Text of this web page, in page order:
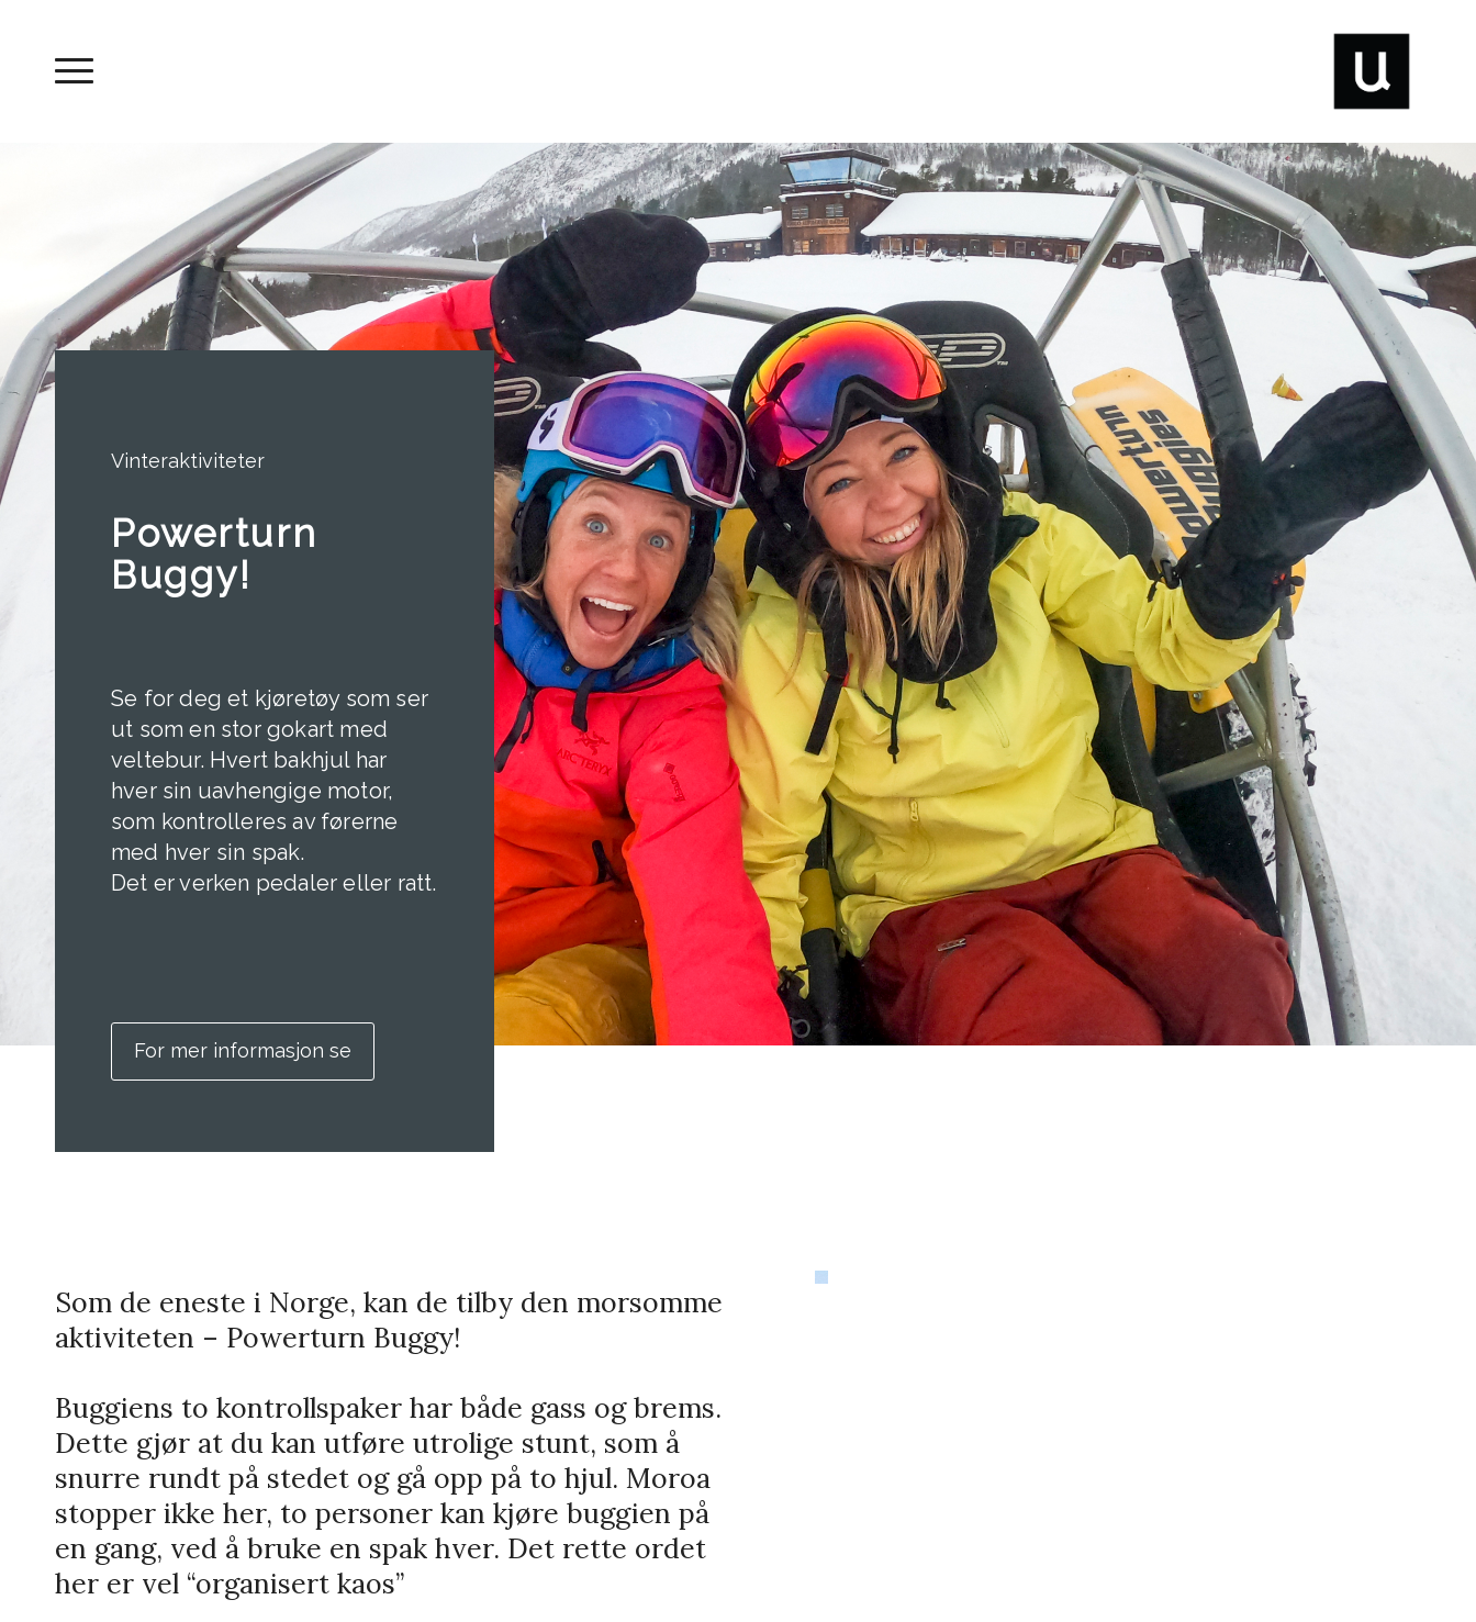
Vinteraktiviteter
Powerturn
Buggy!
Se for deg et kjøretøy som ser
ut som en stor gokart med
veltebur. Hvert bakhjul har
hver sin uavhengige motor,
som kontrolleres av førerne
med hver sin spak.
Det er verken pedaler eller ratt.
For mer informasjon se
Som de eneste i Norge, kan de tilby den morsomme
aktiviteten – Powerturn Buggy!
Buggiens to kontrollspaker har både gass og brems.
Dette gjør at du kan utføre utrolige stunt, som å
snurre rundt på stedet og gå opp på to hjul. Moroa
stopper ikke her, to personer kan kjøre buggien på
en gang, ved å bruke en spak hver. Det rette ordet
her er vel “organisert kaos”